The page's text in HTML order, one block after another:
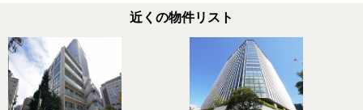
近くの物件リスト